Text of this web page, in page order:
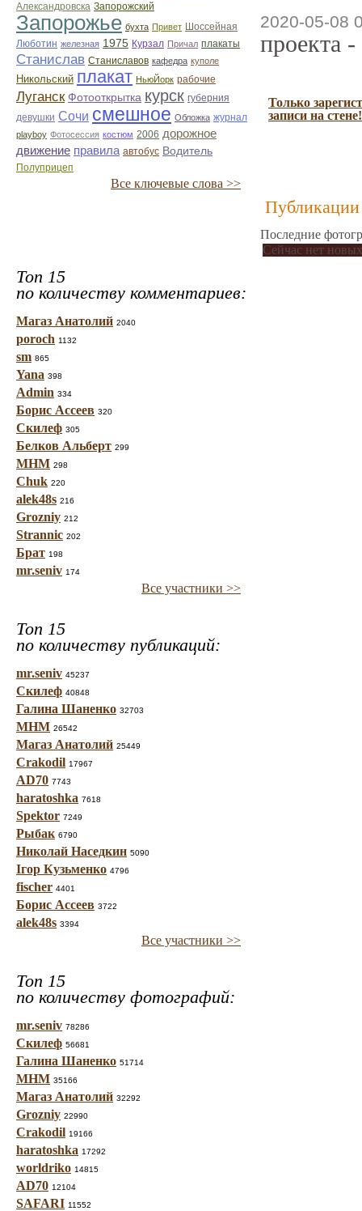
Александровска Запорожский
Запорожье бухта Привет Шоссейная
Люботин железная 1975 Курзал Причал плакаты
Станислав Станиславов кафедра куполе
Никольский плакат НьюЙорк рабочие
Луганск Фотооткрытка курск губерния
девушки Сочи смешное Обложка журнал
playboy Фотосессия костюм 2006 дорожное
движение правила автобус Водитель
Полуприцеп
Все ключевые слова >>
Топ 15
по количеству комментариев:
Магаз Анатолий 2040
poroch 1132
sm 865
Yana 398
Admin 334
Борис Ассеев 320
Скилеф 305
Белков Альберт 299
МНМ 298
Chuk 220
alek48s 216
Grozniy 212
Strannic 202
Брат 198
mr.seniv 174
Все участники >>
Топ 15
по количеству публикаций:
mr.seniv 45237
Скилеф 40848
Галина Шаненко 32703
МНМ 26542
Магаз Анатолий 25449
Crakodil 17967
AD70 7743
haratoshka 7618
Spektor 7249
Рыбак 6790
Николай Наседкин 5090
Ігор Кузьменко 4796
fischer 4401
Борис Ассеев 3722
alek48s 3394
Все участники >>
Топ 15
по количеству фотографий:
mr.seniv 78286
Скилеф 56681
Галина Шаненко 51714
МНМ 35166
Магаз Анатолий 32292
Grozniy 22990
Crakodil 19166
haratoshka 17292
worldriko 14815
AD70 12104
SAFARI 11552
2020-05-08
проекта
Только
записи на стене!
Публикации
Последние
Сейчас нет